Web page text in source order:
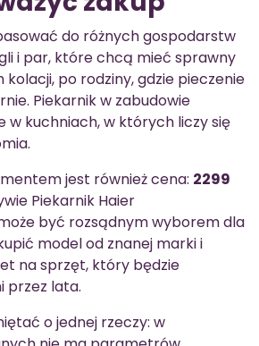
do różnych gospodarstw
i par, które chcą mieć sprawny
po rodziny, gdzie pieczenie
Piekarnik w zabudowie
w kuchniach, w których liczy się
jest również cena: 2299
Piekarnik Haier
być rozsądnym wyborem dla
model od znanej marki i
na sprzęt, który będzie
przez lata.
o jednej rzeczy: w